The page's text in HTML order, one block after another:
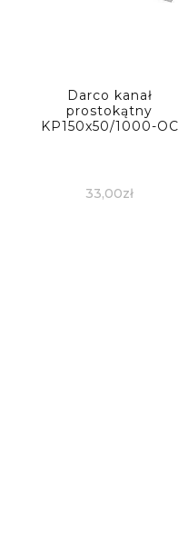
Darco kanał
prostokątny
KP150x50/1000-OC
33,00zł